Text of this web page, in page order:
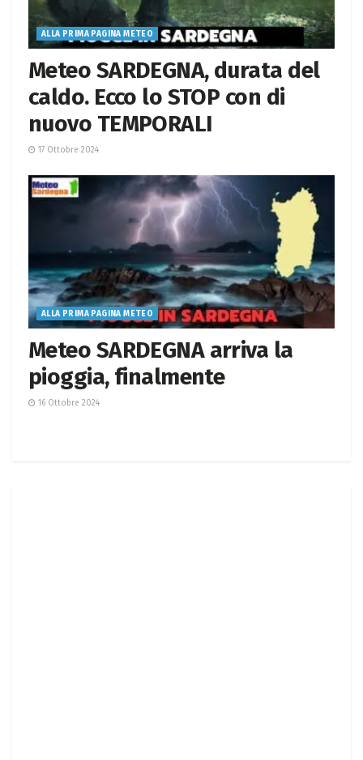
ALLA PRIMA PAGINA METEO
Meteo SARDEGNA, durata del
caldo. Ecco lo STOP con di
nuovo TEMPORALI
17 Ottobre 2024
ALLA PRIMA PAGINA METEO
Meteo SARDEGNA arriva la
pioggia, finalmente
16 Ottobre 2024